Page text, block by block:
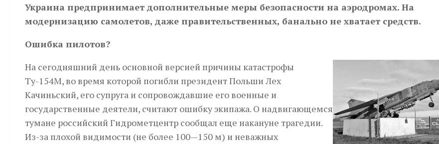
Украина предпринимает дополнительные меры безопасности на аэродромах. На
модернизацию самолетов, даже правительственных, банально не хватает средств.
Ошибка пилотов?
На сегодняшний день основной версией причины катастрофы
Ту-154М, во время которой погибли президент Польши Лех
Качиньский, его супруга и сопровождавшие его военные и
государственные деятели, считают ошибку экипажа. О надвигающемся
тумане российский Гид­рометцентр сообщал еще накануне трагедии.
Из-за плохой видимости (не более 100—150 м) и неважных